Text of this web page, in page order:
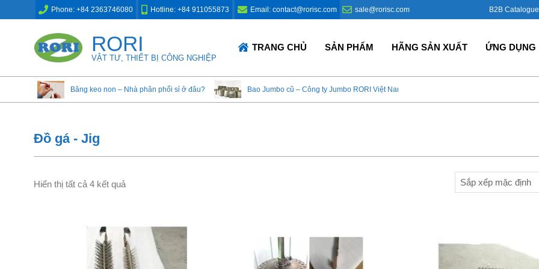
to
Phone: +84 2363746080 Hotline: +84 911055873 Email: contact@rorisc.com sale@rorisc.com B2B Catalogue
RORI
VẬT TƯ, THIẾT BỊ CÔNG NGHIỆP
Primary
TRANG CHỦ SẢN PHẨM HÃNG SẢN XUẤT ỨNG DỤNG
Băng keo non – Nhà phân phối sỉ ở đâu? Bao Jumbo cũ – Công ty Jumbo RORI Việt Nam? Bao Jumbo giá rẻ – Giải
Đồ gá - Jig
Hiển thị tất cả 4 kết quả